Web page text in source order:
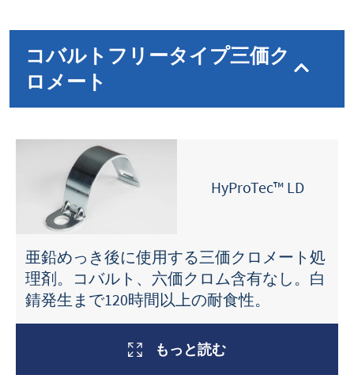
コバルトフリータイプ三価ク
ロメート
HyProTec™ LD
亜鉛めっき後に使用する三価クロメート処
理剤。コバルト、六価クロム含有なし。白
錆発生まで120時間以上の耐食性。
もっと読む